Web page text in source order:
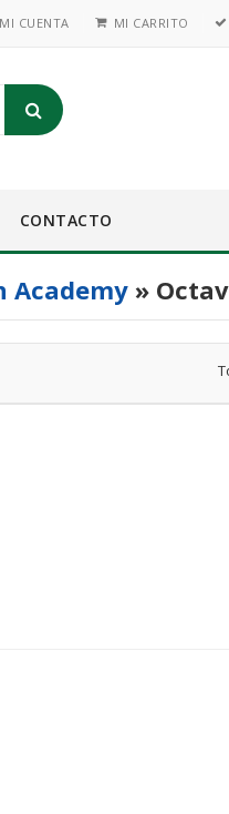
MI CUENTA MI CARRITO
CONTACTO
Academy »